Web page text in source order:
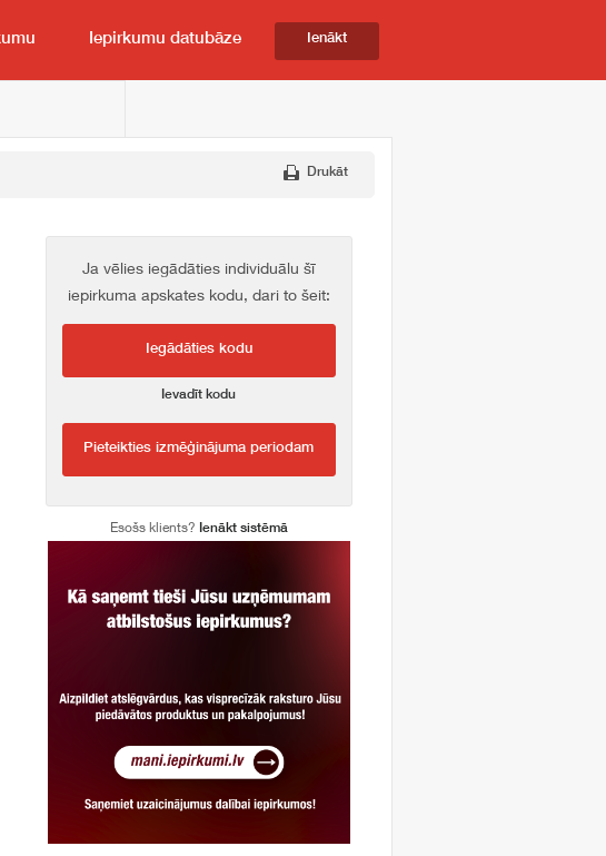
Iepirkumu datubāze Ienākt
Drukāt
Ja vēlies iegādāties individuālu šī
iepirkuma apskates kodu, dari to šeit:
Iegādāties kodu
Ievadīt kodu
Pieteikties izmēģinājuma periodam
Esošs klients? Ienākt sistēmā